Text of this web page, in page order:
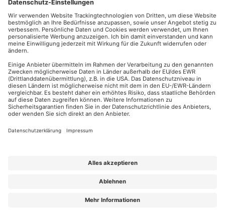
Widerrufsrecht
für Verbraucher
Elektronischer
Geschäftsverkehr
Barrierefreiheit
HERKERT
FORUM VERLAG
HERKERT
Kontakt
86504 Merching
Telefon: +49
(0)8233 381-123
Telefax: +49
E-Mail:
herkert.de
Zahlung per
Rechnung